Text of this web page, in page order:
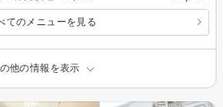
てのメニューを見る
他の情報を表示